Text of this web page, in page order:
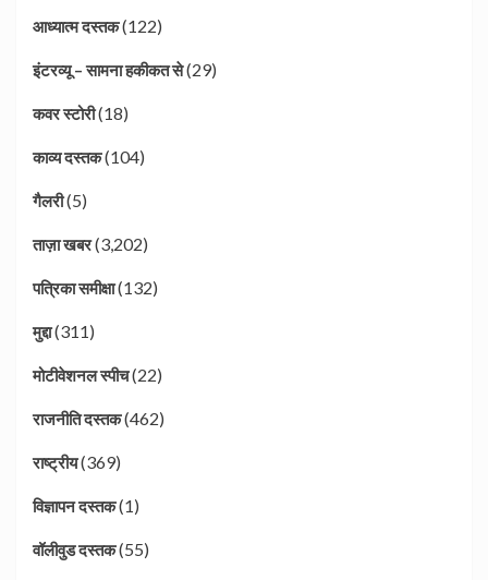
आध्यात्म दस्तक(122)
इंटरव्यू – सामना हकीकत से(29)
कवर स्टोरी(18)
काव्य दस्तक(104)
गैलरी(5)
ताज़ा खबर(3,202)
पत्रिका समीक्षा(132)
मुद्दा(311)
मोटीवेशनल स्पीच(22)
राजनीति दस्तक(462)
राष्ट्रीय(369)
विज्ञापन दस्तक(1)
वॉलीवुड दस्तक(55)